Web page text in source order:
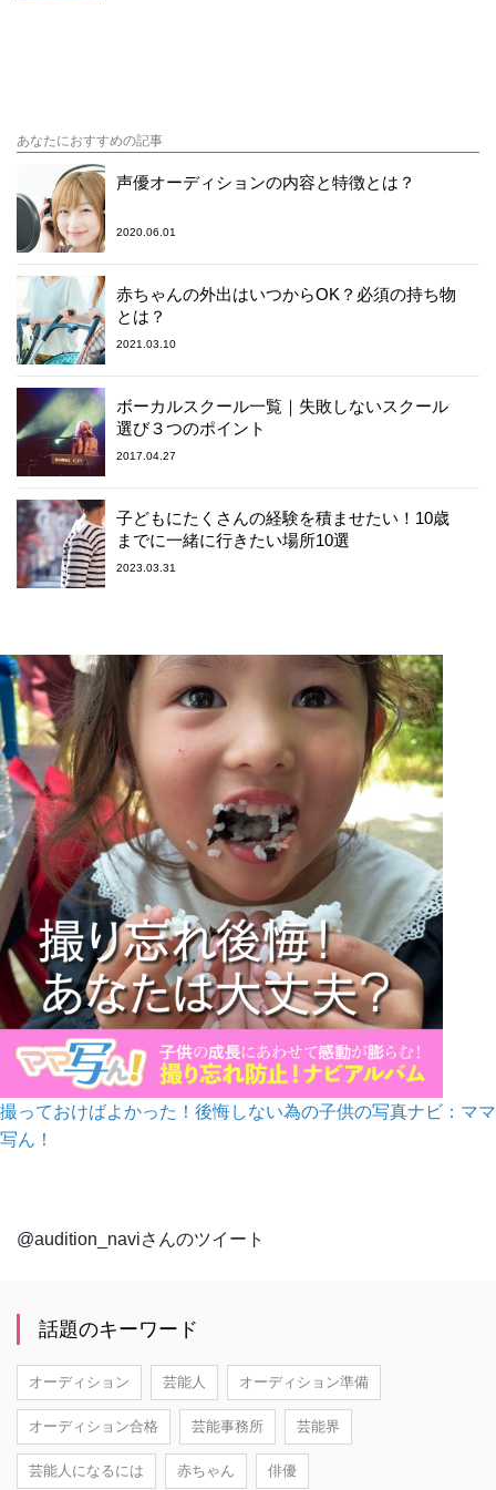
あなたにおすすめの記事
声優オーディションの内容と特徴とは？
2020.06.01
赤ちゃんの外出はいつからOK？必須の持ち物
とは？
2021.03.10
ボーカルスクール一覧｜失敗しないスクール
選び３つのポイント
2017.04.27
子どもにたくさんの経験を積ませたい！10歳
までに一緒に行きたい場所10選
2023.03.31
撮っておけばよかった！後悔しない為の子供の写真ナビ：ママ
写ん！
@audition_naviさんのツイート
話題のキーワード
オーディション 芸能人 オーディション準備
オーディション合格 芸能事務所 芸能界
芸能人になるには 赤ちゃん 俳優